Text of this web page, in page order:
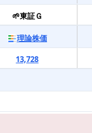
🌱東証Ｇ
理論株価
13,728